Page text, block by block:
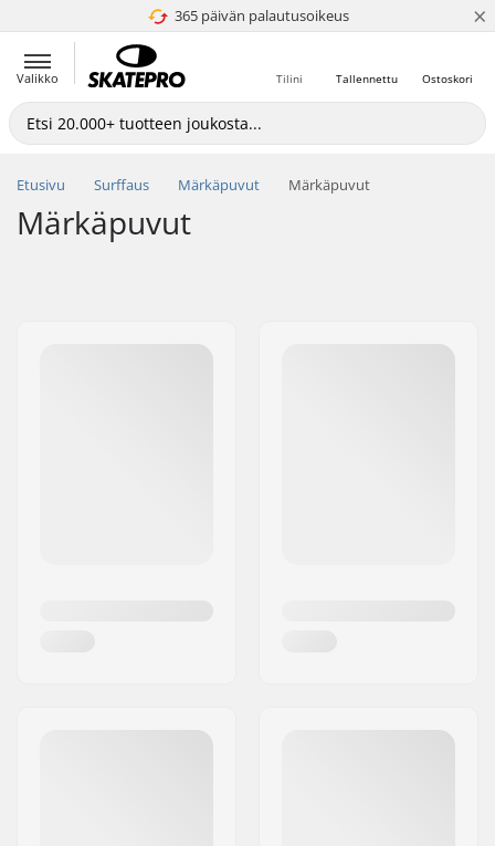
365 päivän palautusoikeus
4.8 / 5 ×
Valikko Ostoskori
Tallennettu
Tilini
Etusivu Surffaus Märkäpuvut Märkäpuvut
Märkäpuvut